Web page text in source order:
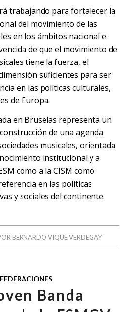
trabajando para fortalecer la
del movimiento de las
en los ámbitos nacional e
de que el movimiento de
tiene la fuerza, el
suficientes para ser
en las políticas culturales,
de Europa.
en Bruselas representa un
de una agenda
musicales, orientada
institucional y a
como a la CISM como
en las políticas
y sociales del continente.
BERNARDO VIQUE VERDEGAY
FEDERACIONES
Banda